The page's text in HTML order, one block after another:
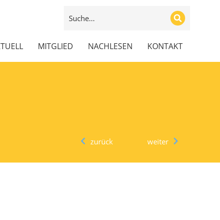
MITGLIED NACHLESEN KONTAKT
zurück weiter